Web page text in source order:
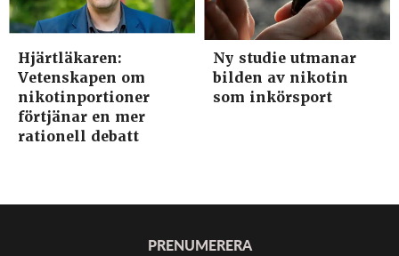
Hjärtläkaren:
Vetenskapen om
nikotinportioner
förtjänar en mer
rationell debatt
Ny studie utmanar
bilden av nikotin
som inkörsport
PRENUMERERA